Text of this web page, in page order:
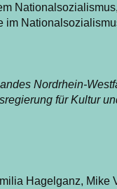
im
Nordrhein-
für Kultur
Hagelganz, Mike